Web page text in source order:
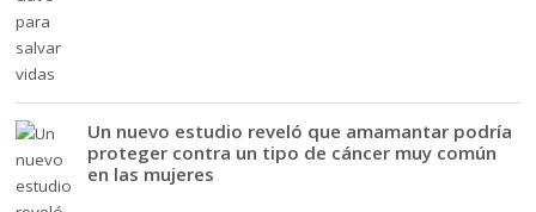
Un nuevo estudio reveló que amamantar podría
proteger contra un tipo de cáncer muy común
en las mujeres